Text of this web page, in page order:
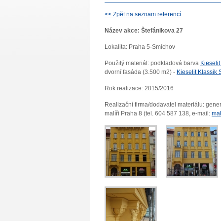
<< Zpět na seznam referencí
Název akce: Štefánikova 27
Lokalita: Praha 5-Smíchov
Použitý materiál: podkladová barva
dvorní fasáda (3.500 m2) - Kieselit Klassik
Rok realizace: 2015/2016
Realizační firma/dodavatel materiálu:
malíři Praha 8 (tel. 604 587 138, e-mail: